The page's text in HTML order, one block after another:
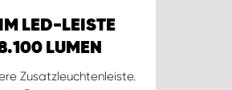
LED-LEISTE
LUMEN
Zusatzleuchtenleiste.